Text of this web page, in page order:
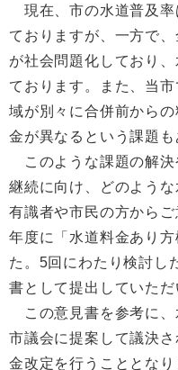
現在、市の水道普及率
ておりますが、一方で
が社会問題化しており
ております。また、当
域が別々に合併前から
金が異なるという課題も
このような課題の解決
継続に向け、どのような
有識者や市民の方から
年度に「水道料金あり
た。5回にわたり検討し
書として提出していただ
この意見書を参考に、
市議会に提案して議決
金改定を行うこととなり